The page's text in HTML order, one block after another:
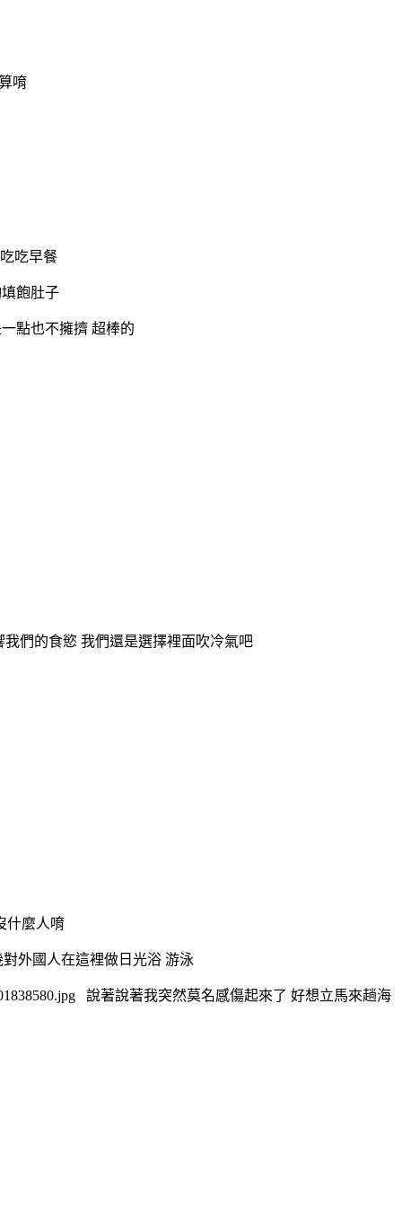
唷
吃早餐
飽肚子
點也不擁擠 超棒的
們的食慾 我們還是選擇裡面吹冷氣吧
什麼人唷
外國人在這裡做日光浴 游泳
說著說著我突然莫名感傷起來了 好想立馬來趟海